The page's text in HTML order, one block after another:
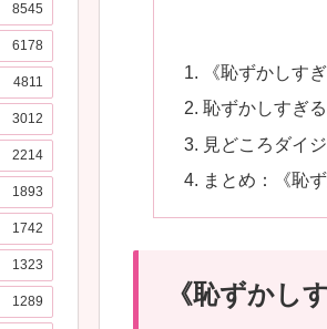
《恥ずかしす
恥ずかしすぎ
見どころダイ
まとめ：《恥
《恥ずかし
8545
6178
4811
3012
2214
1893
1742
1323
1289